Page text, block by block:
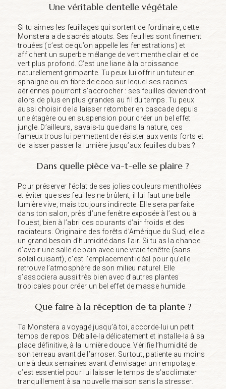
Une véritable dentelle végétale
Si tu aimes les feuillages qui sortent de l’ordinaire, cette
Monstera a de sacrés atouts. Ses feuilles sont finement
trouées (c’est ce qu’on appelle les fenestrations) et
affichent un superbe mélange de vert menthe clair et de
vert plus profond. C’est une liane à la croissance
naturellement grimpante. Tu peux lui offrir un tuteur en
sphaigne ou en fibre de coco sur lequel ses racines
aériennes pourront s’accrocher : ses feuilles deviendront
alors de plus en plus grandes au fil du temps. Tu peux
aussi choisir de la laisser retomber en cascade depuis
une étagère ou en suspension pour créer un bel effet
jungle. D’ailleurs, savais-tu que dans la nature, ces
fameux trous lui permettent de résister aux vents forts et
de laisser passer la lumière jusqu’aux feuilles du bas ?
Dans quelle pièce va-t-elle se plaire ?
Pour préserver l’éclat de ses jolies couleurs mentholées
et éviter que ses feuilles ne brûlent, il lui faut une belle
lumière vive, mais toujours indirecte. Elle sera parfaite
dans ton salon, près d’une fenêtre exposée à l’est ou à
l’ouest, bien à l’abri des courants d’air froids et des
radiateurs. Originaire des forêts d’Amérique du Sud, elle a
un grand besoin d’humidité dans l’air. Si tu as la chance
d’avoir une salle de bain avec une vraie fenêtre (sans
soleil cuisant), c’est l’emplacement idéal pour qu’elle
retrouve l’atmosphère de son milieu naturel. Elle
s’associera aussi très bien avec d’autres plantes
tropicales pour créer un bel effet de masse humide.
Que faire à la réception de ta plante ?
Ta Monstera a voyagé jusqu’à toi, accorde-lui un petit
temps de repos. Déballe-la délicatement et installe-la à sa
place définitive, à la lumière douce. Vérifie l’humidité de
son terreau avant de l’arroser. Surtout, patiente au moins
une à deux semaines avant d’envisager un rempotage :
c’est essentiel pour lui laisser le temps de s’acclimater
tranquillement à sa nouvelle maison sans la stresser.